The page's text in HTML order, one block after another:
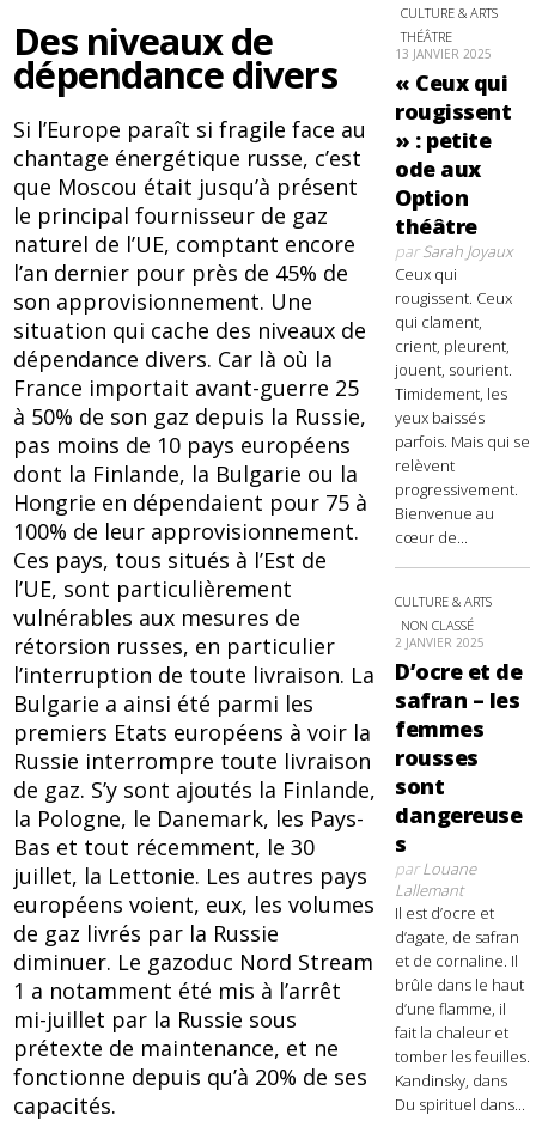
Des niveaux de
dépendance divers
Si l’Europe paraît si fragile face au
chantage énergétique russe, c’est
que Moscou était jusqu’à présent
le principal fournisseur de gaz
naturel de l’UE, comptant encore
l’an dernier pour près de 45% de
son approvisionnement. Une
situation qui cache des niveaux de
dépendance divers. Car là où la
France importait avant-guerre 25
à 50% de son gaz depuis la Russie,
pas moins de 10 pays européens
dont la Finlande, la Bulgarie ou la
Hongrie en dépendaient pour 75 à
100% de leur approvisionnement.
Ces pays, tous situés à l’Est de
l’UE, sont particulièrement
vulnérables aux mesures de
rétorsion russes, en particulier
l’interruption de toute livraison. La
Bulgarie a ainsi été parmi les
premiers Etats européens à voir la
Russie interrompre toute livraison
de gaz. S’y sont ajoutés la Finlande,
la Pologne, le Danemark, les Pays-
Bas et tout récemment, le 30
juillet, la Lettonie. Les autres pays
européens voient, eux, les volumes
de gaz livrés par la Russie
diminuer. Le gazoduc Nord Stream
1 a notamment été mis à l’arrêt
mi-juillet par la Russie sous
prétexte de maintenance, et ne
fonctionne depuis qu’à 20% de ses
capacités.
CULTURE & ARTS
THÉÂTRE
13 JANVIER 2025
« Ceux qui
rougissent
» : petite
ode aux
Option
théâtre
parSarah Joyaux
Ceux qui
rougissent. Ceux
qui clament,
crient, pleurent,
jouent, sourient.
Timidement, les
yeux baissés
parfois. Mais qui se
relèvent
progressivement.
Bienvenue au
cœur de...
CULTURE & ARTS
NON CLASSÉ
2 JANVIER 2025
D’ocre et de
safran – les
femmes
rousses
sont
dangereuse
s
parLouane
Lallemant
Il est d’ocre et
d’agate, de safran
et de cornaline. Il
brûle dans le haut
d’une flamme, il
fait la chaleur et
tomber les feuilles.
Kandinsky, dans
Du spirituel dans...